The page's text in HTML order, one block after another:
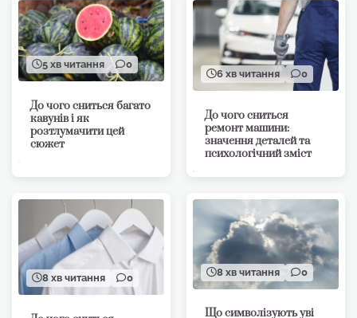
5 хв читання 0
До чого сниться багато
кавунів і як
розтлумачити цей
сюжет
6 хв читання 0
До чого сниться
ремонт машини:
значення деталей та
психологічний зміст
8 хв читання 0 8 хв читання 0
Що символізують уві